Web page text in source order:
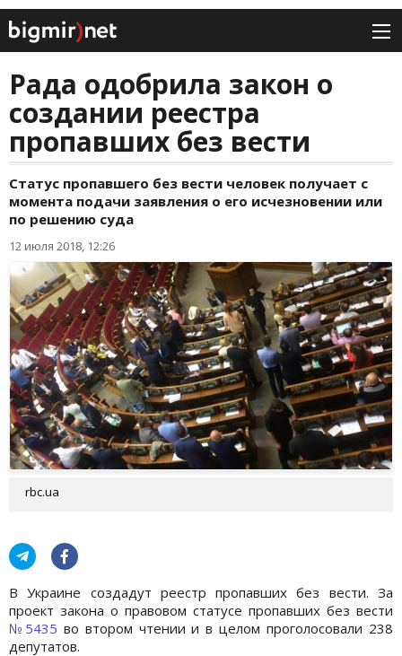
Рада одобрила закон о
создании реестра
пропавших без вести
Статус пропавшего без вести человек получает с
момента подачи заявления о его исчезновении или
по решению суда
12 июля 2018, 12:26
rbc.ua
В Украине создадут реестр пропавших без вести. За
проект закона о правовом статусе пропавших без вести
№5435 во втором чтении и в целом проголосовали 238
депутатов.